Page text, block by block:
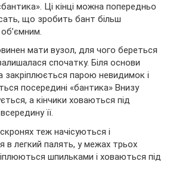
Ці кінці можна попередньо
що зробить бант більш
мати вузол, для чого береться
спочатку. Біля основи
закріплюється парою невидимок і
посередині «бантика» Внизу
а кінчики ховаються під
її.
теж начісуються і
в легкий палять, у межах трьох
шпильками і ховаються під